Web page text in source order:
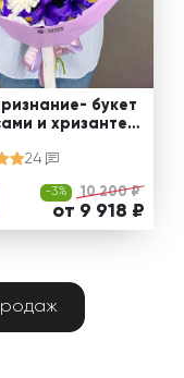
букет
и хризантем
24
-3% 10 200 ₽
от 9 918 ₽